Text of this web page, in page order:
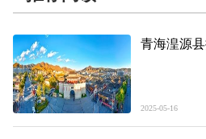
青海湟源
2025-05-16